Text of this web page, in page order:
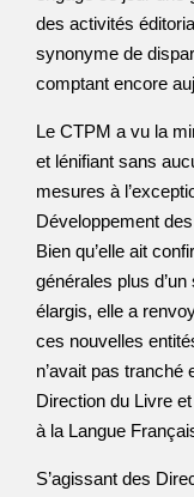
des activités
synonyme de
comptant encore
Le CTPM a vu la
et lénifiant sans
mesures à
Développement
Bien qu’elle ait
générales plus
élargis, elle a
ces nouvelles
n’avait pas
Direction du Livre
à la Langue
S’agissant des